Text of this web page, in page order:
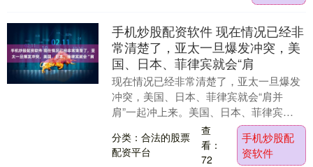
手机炒股配资软件 现在情况已经非
常清楚了，亚太一旦爆发冲突，美
国、日本、菲律宾就会“肩
现在情况已经非常清楚了，亚太一旦爆发
冲突，美国、日本、菲律宾就会“肩并
肩”一起冲上来。美国、日本、菲律宾
在“肩并肩2026”联合演习中，全面演练三
国联合作战。 ....
分类：合法的股票
配资平台
查
看：
72
手机炒股配
资软件